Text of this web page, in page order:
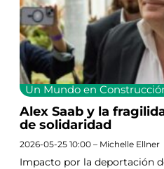
Un Mundo en
Alex Saab y la
de solidaridad
2026-05-25 10:00 – Michelle Ellner
Impacto por la deportación